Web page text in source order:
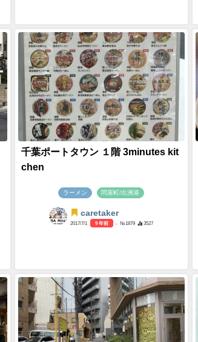
千葉ポートタウン １階 3minutes kit
chen
ラーメン 問屋町/出洲港
caretaker
2017/7/1 9 年前 - №1879 3527